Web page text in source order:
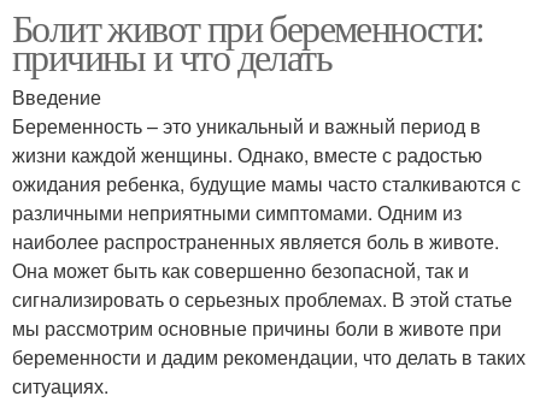
Болит живот при беременности:
причины и что делать
Введение
Беременность – это уникальный и важный период в
жизни каждой женщины. Однако, вместе с радостью
ожидания ребенка, будущие мамы часто сталкиваются с
различными неприятными симптомами. Одним из
наиболее распространенных является боль в животе.
Она может быть как совершенно безопасной, так и
сигнализировать о серьезных проблемах. В этой статье
мы рассмотрим основные причины боли в животе при
беременности и дадим рекомендации, что делать в таких
ситуациях.